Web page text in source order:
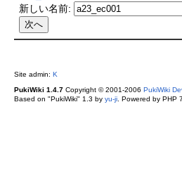
新しい名前:
Site admin: K
PukiWiki 1.4.7Copyright © 2001-2006 PukiWiki
Based on "PukiWiki" 1.3 by yu-ji. Powered by PHP